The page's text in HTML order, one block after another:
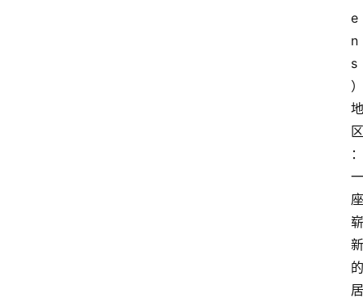
e
n
s
）
地
区
：
一
座
崭
新
的
居